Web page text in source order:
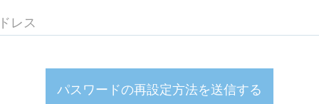
パスワードの再設定方法を送信する